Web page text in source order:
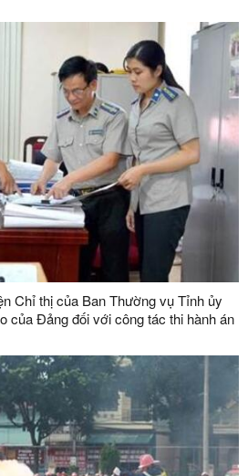
Chỉ thị của Ban Thường vụ Tỉnh ủy
của Đảng đối với công tác thi hành án